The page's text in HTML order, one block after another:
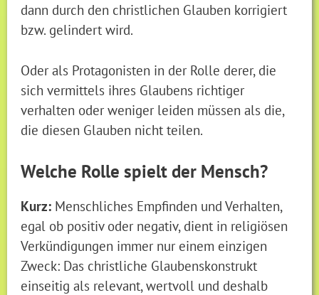
dann durch den christlichen Glauben korrigiert
bzw. gelindert wird.
Oder als Protagonisten in der Rolle derer, die
sich vermittels ihres Glaubens richtiger
verhalten oder weniger leiden müssen als die,
die diesen Glauben nicht teilen.
Welche Rolle spielt der Mensch?
Kurz: Menschliches Empfinden und Verhalten,
egal ob positiv oder negativ, dient in religiösen
Verkündigungen immer nur einem einzigen
Zweck: Das christliche Glaubenskonstrukt
einseitig als relevant, wertvoll und deshalb